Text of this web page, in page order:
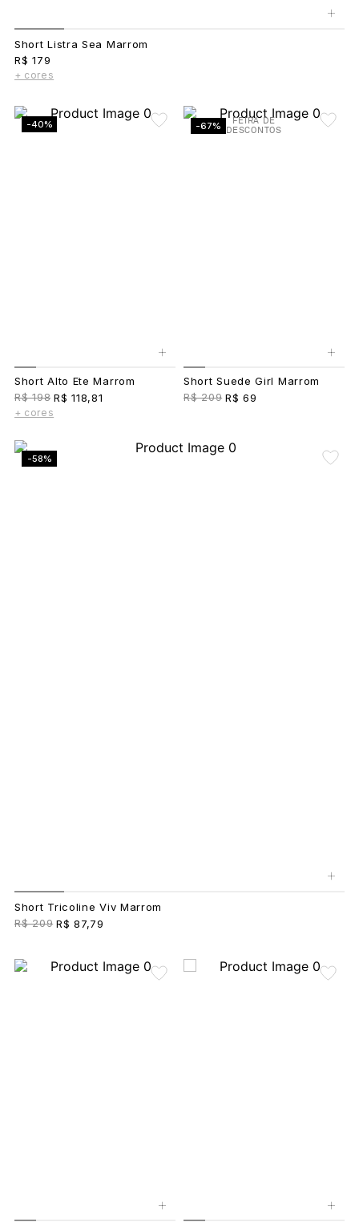
+
Short Listra Sea Marrom
R$ 179
+ cores
-40%
+
Short Alto Ete Marrom
R$ 198 R$ 118,81
+ cores
-67%
FEIRA DE
DESCONTOS
+
Short Suede Girl Marrom
R$ 209 R$ 69
-58%
+
Short Tricoline Viv Marrom
R$ 209 R$ 87,79
+ +